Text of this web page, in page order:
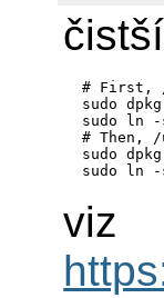
# First,
sudo
sudo ln
# Then,
sudo
sudo ln
viz